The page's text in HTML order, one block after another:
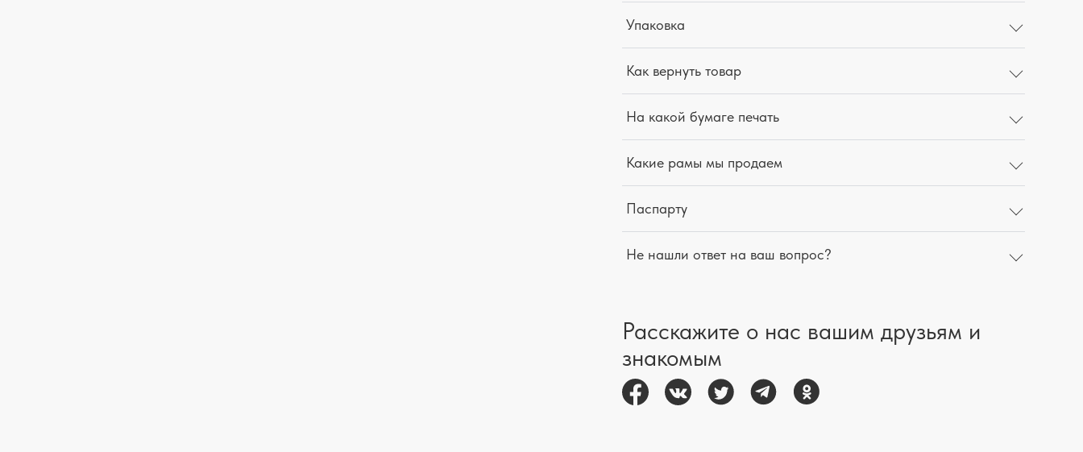
Упаковка
Как вернуть товар
На какой бумаге печать
Какие рамы мы продаем
Паспарту
Не нашли ответ на ваш вопрос?
Расскажите о нас вашим друзьям и
знакомым